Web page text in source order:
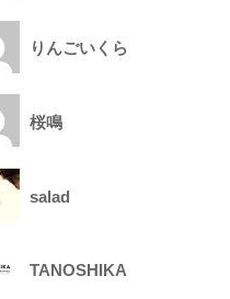
りんごいくら
桜鳴
salad
TANOSHIKA